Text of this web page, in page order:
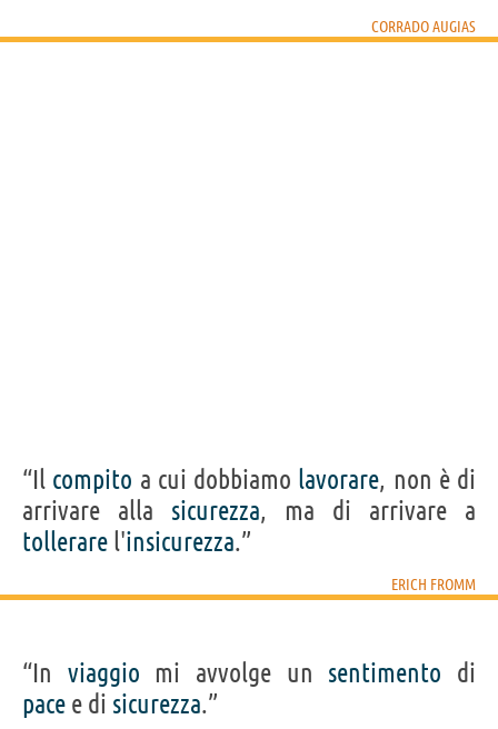
CORRADO AUGIAS
“Il compito a cui dobbiamo lavorare, non è di
arrivare alla sicurezza, ma di arrivare a
tollerare l'insicurezza.”
ERICH FROMM
“In viaggio mi avvolge un sentimento di
pace e di sicurezza.”